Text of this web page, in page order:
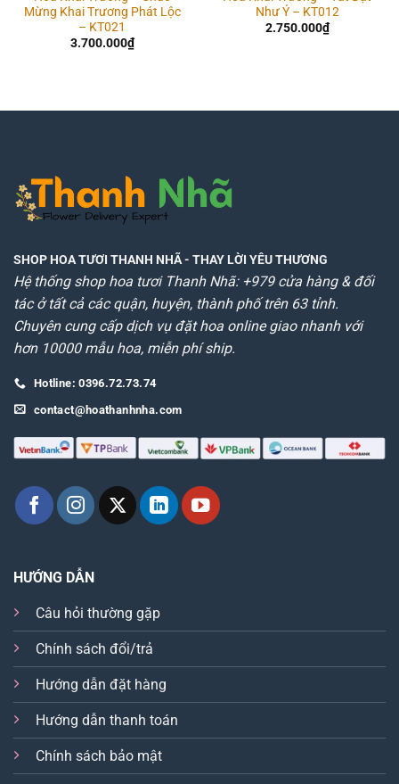
Mừng Khai Trương Phát Lộc
– KT021
3.700.000₫
Như Ý – KT012
2.750.000₫
SHOP HOA TƯƠI THANH NHÃ- THAY LỜI YÊU THƯƠNG
Hệ thống shop hoa tươi Thanh Nhã: +979 cửa hàng & đối
tác ở tất cả các quận, huyện, thành phố trên 63 tỉnh.
Chuyên cung cấp dịch vụ đặt hoa online giao nhanh với
hơn 10000 mẫu hoa, miễn phí ship.
Hotline: 0396.72.73.74
contact@hoathanhnha.com
HƯỚNG DẪN
Câu hỏi thường gặp
Chính sách đổi/trả
Hướng dẫn đặt hàng
Hướng dẫn thanh toán
Chính sách bảo mật